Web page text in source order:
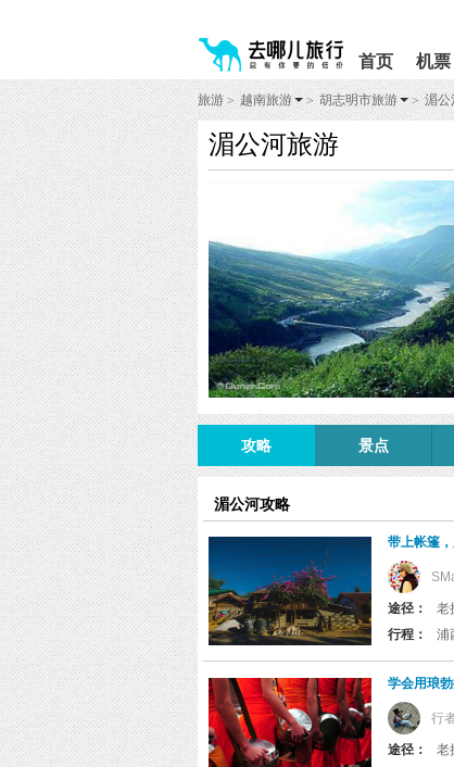
入
去
哪
网
智
能
导
盲
语
音
引
导
模
式
您
进
入
导
区
域
含
有
模
块,
按
下
浏
信
息
首页 机票
您
离
开
导
旅游 > 越南旅游 > 胡志明市旅游 > 湄公
湄公河旅游
攻略 景点
湄公河攻略
带上帐篷
途径：
老
行程：
浦
学会用琅
行
途径：
老